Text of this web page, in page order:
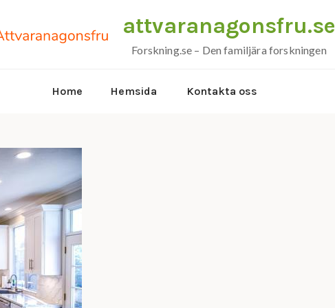
attvaranagonsfru.se
Forskning.se – Den familjära forskningen
Home Hemsida Kontakta oss